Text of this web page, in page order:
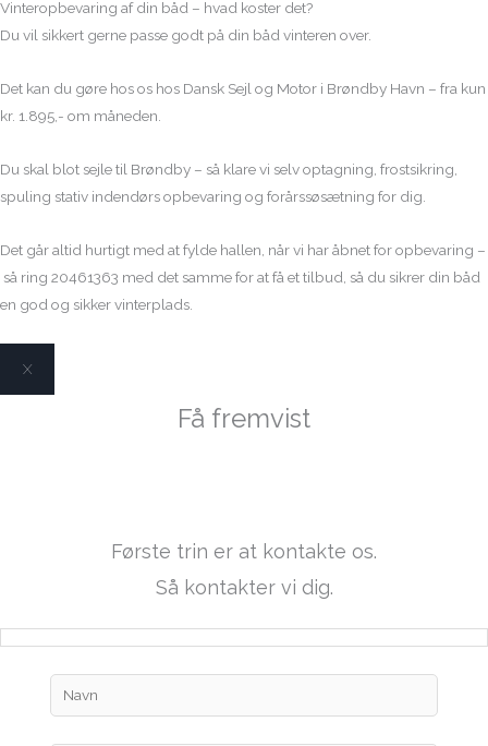
Vinteropbevaring af din båd – hvad koster det?
Du vil sikkert gerne passe godt på din båd vinteren over.
Det kan du gøre hos os hos Dansk Sejl og Motor i Brøndby Havn – fra kun
kr. 1.895,- om måneden.
Du skal blot sejle til Brøndby – så klare vi selv optagning, frostsikring,
spuling stativ indendørs opbevaring og forårssøsætning for dig.
Det går altid hurtigt med at fylde hallen, når vi har åbnet for opbevaring –
så ring 20461363 med det samme for at få et tilbud, så du sikrer din båd
en god og sikker vinterplads.
X
Få fremvist
Første trin er at kontakte os.
Så kontakter vi dig.